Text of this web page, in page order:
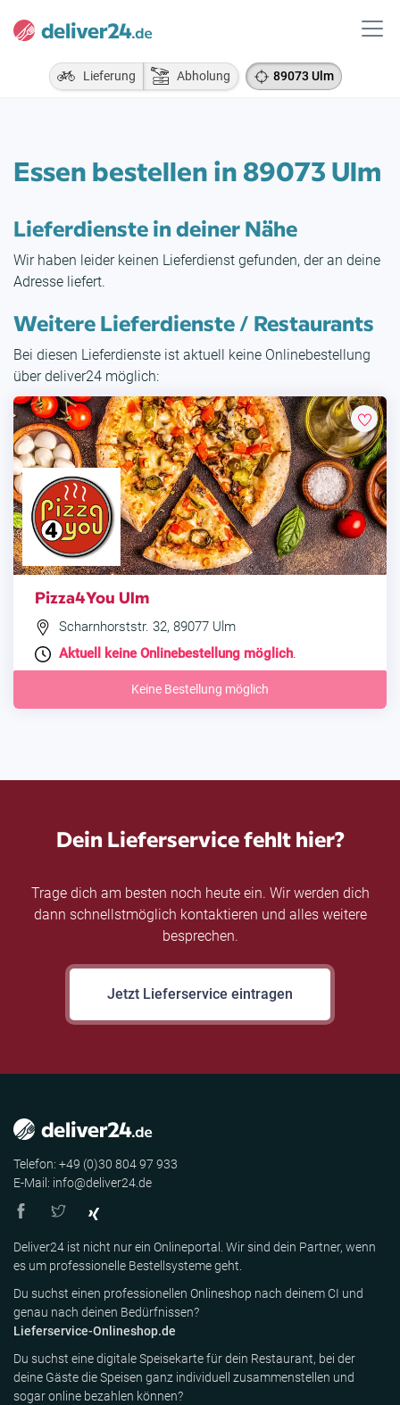
Lieferung Abholung 89073 Ulm
Essen bestellen in 89073 Ulm
Lieferdienste in deiner Nähe
Wir haben leider keinen Lieferdienst gefunden, der an deine
Adresse liefert.
Weitere Lieferdienste / Restaurants
Bei diesen Lieferdienste ist aktuell keine Onlinebestellung
über deliver24 möglich:
Pizza4You Ulm
Scharnhorststr. 32, 89077 Ulm
Aktuell keine Onlinebestellung möglich.
Keine Bestellung möglich
Dein Lieferservice fehlt hier?
Trage dich am besten noch heute ein. Wir werden dich
dann schnellstmöglich kontaktieren und alles weitere
besprechen.
Jetzt Lieferservice eintragen
Telefon: +49 (0)30 804 97 933
E-Mail: info@deliver24.de
Deliver24 ist nicht nur ein Onlineportal. Wir sind dein Partner, wenn
es um professionelle Bestellsysteme geht.
Du suchst einen professionellen Onlineshop nach deinem CI und
genau nach deinen Bedürfnissen?
Lieferservice-Onlineshop.de
Du suchst eine digitale Speisekarte für dein Restaurant, bei der
deine Gäste die Speisen ganz individuell zusammenstellen und
sogar online bezahlen können?